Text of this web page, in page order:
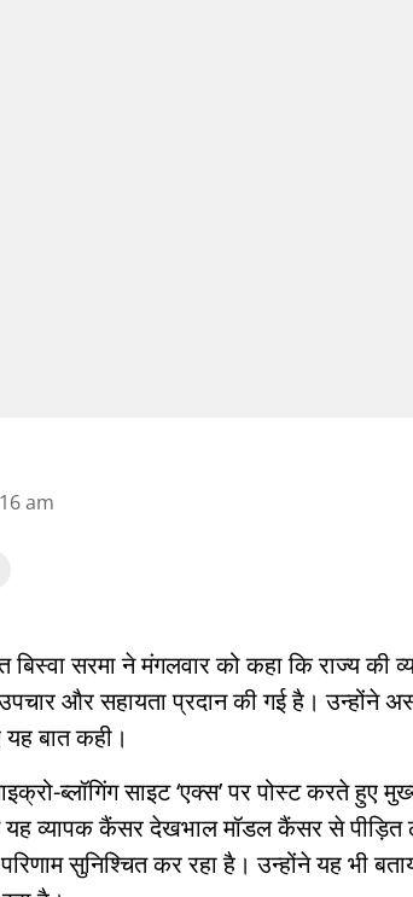
am
बिस्वा सरमा ने मंगलवार को कहा कि राज्य
और सहायता प्रदान की गई है। उन्होंने
बात कही।
ब्लॉगिंग साइट ‘एक्स’ पर पोस्ट करते हुए
व्यापक कैंसर देखभाल मॉडल कैंसर से पीड़ित
सुनिश्चित कर रहा है। उन्होंने यह भी